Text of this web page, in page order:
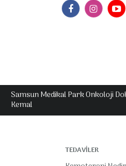
Samsun Medikal Park Onkoloji
Kemal
TEDAVİLER